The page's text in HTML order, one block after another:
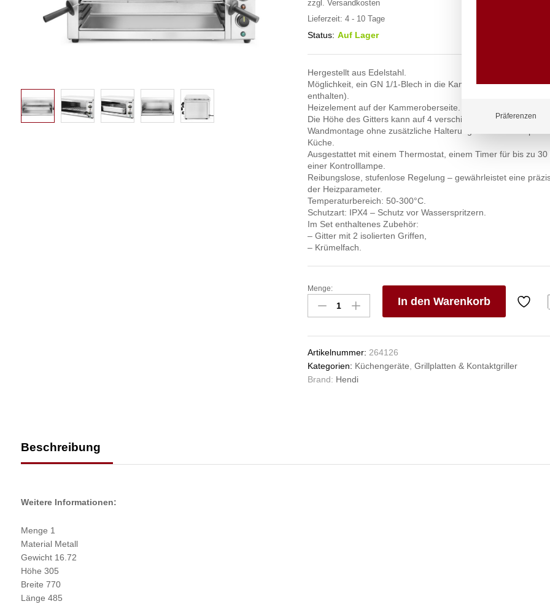
zzgl. Versandkosten
Lieferzeit: 4 - 10 Tage
Status: Auf Lager
Hergestellt aus Edelstahl.
Möglichkeit, ein GN 1/1-Blech in die Kammer zu legen (nicht
enthalten).
Heizelement auf der Kammeroberseite.
Die Höhe des Gitters kann auf 4 verschiedene Ebenen
Wandmontage ohne zusätzliche Halterungen für Platzersparnis
Küche.
Ausgestattet mit einem Thermostat, einem Timer für bis zu 30
einer Kontrolllampe.
Reibungslose, stufenlose Regelung – gewährleistet eine
der Heizparameter.
Temperaturbereich: 50-300°C.
Schutzart: IPX4 – Schutz vor Wasserspritzern.
Im Set enthaltenes Zubehör:
– Gitter mit 2 isolierten Griffen,
– Krümelfach.
Salamander
GN
1/1,
240V/2850W,
770x485x(H)305mm
Anzahl
Menge:
In den Warenkorb
Artikelnummer: 264126
Kategorien: Küchengeräte, Grillplatten & Kontaktgriller
Brand: Hendi
Beschreibung
Weitere Informationen:
Menge 1
Material Metall
Gewicht 16.72
Höhe 305
Breite 770
Länge 485
Präferenzen